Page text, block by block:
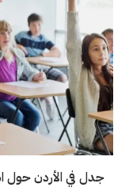
جدل في الأردن حول